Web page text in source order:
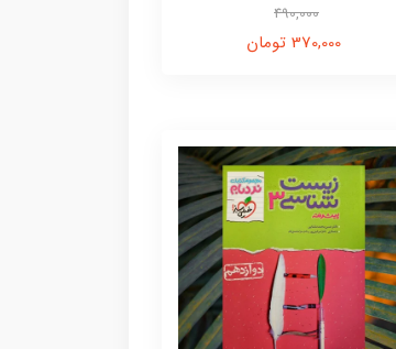
490,000
370,000 تومان